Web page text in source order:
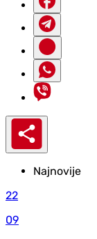
Najnovije
22
09